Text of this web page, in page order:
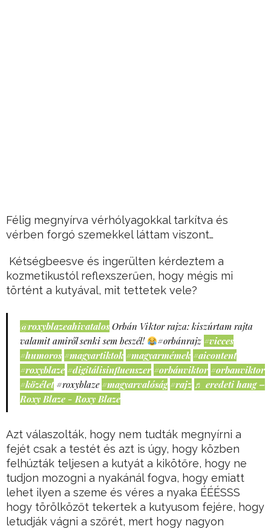
Félig megnyírva vérhólyagokkal tarkítva és
vérben forgó szemekkel láttam viszont…
Kétségbeesve és ingerülten kérdeztem a
kozmetikustól reflexszerűen, hogy mégis mi
történt a kutyával, mit tettetek vele?
@roxyblazeahivatalos Orbán Viktor rajza: kiszúrtam rajta
valamit amiről senki sem beszél!
#orbánrajz #vicces
#humoros #magyartiktok #magyarmémek #aicontent
#roxyblaze #digitálisinfluenszer #orbánviktor #orbanviktor
#közélet #roxyblaze #magyarvalóság #rajz ♬ eredeti hang –
Roxy Blaze - Roxy Blaze
Azt válaszolták, hogy nem tudták megnyírni a
fejét csak a testét és azt is úgy, hogy közben
felhúzták teljesen a kutyát a kikötőre, hogy ne
tudjon mozogni a nyakánál fogva, hogy emiatt
lehet ilyen a szeme és véres a nyaka ÉÉÉSSS
hogy törölközőt tekertek a kutyusom fejére, hogy
letudják vágni a szőrét, mert hogy nagyon